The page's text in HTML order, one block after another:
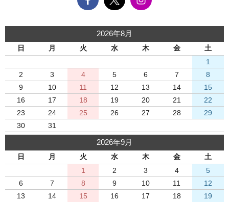
2026年8月
日 月 火 水 木 金
土
1
2
3 4 5 6 7
8
9
10 11 12 13 14
15
16
17 18 19 20 21
22
23
24 25 26 27 28
29
30
31
2026年9月
日 月 火 水 木 金
土
1
2 3 4
5
6
7 8 9 10 11
12
13
14 15 16 17 18 19